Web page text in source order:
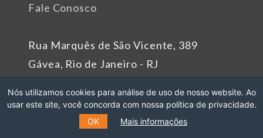
Rua Marquês de São Vicente, 389
Gávea, Rio de Janeiro - RJ
Fone: +55 (21) 99627-2758
Fale Conosco
Nós utilizamos cookies para análise de uso de nosso website. Ao
usar este site, você concorda com nossa política de privacidade.
OK
Mais informações